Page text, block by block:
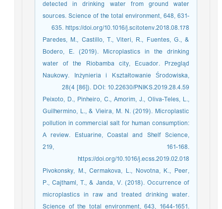
detected in drinking water from ground water
sources. Science of the total environment, 648, 631-
635. https://doi.org/10.1016/j.scitotenv.2018.08.178
Paredes, M., Castillo, T., Viteri, R., Fuentes, G., &
Bodero, E. (2019). Microplastics in the drinking
water of the Riobamba city, Ecuador. Przegląd
Naukowy. Inżynieria i Kształtowanie Środowiska,
28(4 [86]). DOI: 10.22630/PNIKS.2019.28.4.59
Peixoto, D., Pinheiro, C., Amorim, J., Oliva-Teles, L.,
Guilhermino, L., & Vieira, M. N. (2019). Microplastic
pollution in commercial salt for human consumption:
A review. Estuarine, Coastal and Shelf Science,
219, 161-168.
https://doi.org/10.1016/j.ecss.2019.02.018
Pivokonsky, M., Cermakova, L., Novotna, K., Peer,
P., Cajthaml, T., & Janda, V. (2018). Occurrence of
microplastics in raw and treated drinking water.